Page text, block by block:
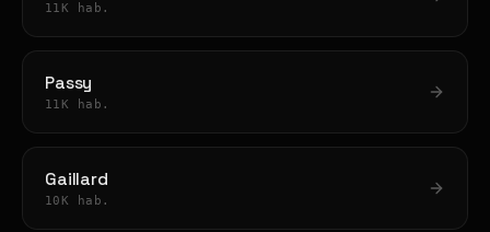
11K hab.
Passy
11K hab.
Gaillard
10K hab.